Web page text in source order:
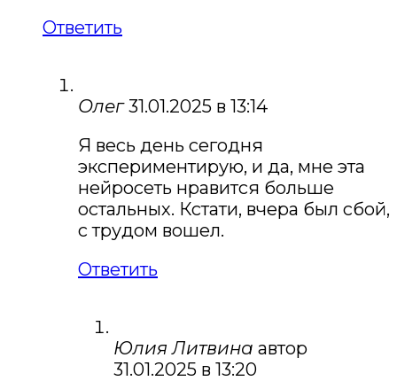
Ответить
Олег 31.01.2025 в 13:14
Я весь день сегодня
экспериментирую, и да, мне эта
нейросеть нравится больше
остальных. Кстати, вчера был сбой,
с трудом вошел.
Ответить
Юлия Литвина автор
31.01.2025 в 13:20